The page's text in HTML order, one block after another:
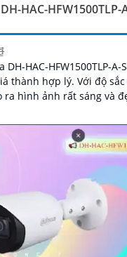
HAC-HFW1500TLP-
HAC-HFW1500TLP-A-
Với độ sắc nét Ultra 4k
ra hình ảnh rất sáng và